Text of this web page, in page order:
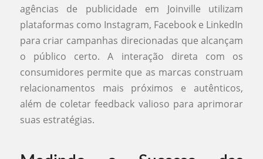
agências de publicidade em Joinville utilizam
plataformas como Instagram, Facebook e LinkedIn
para criar campanhas direcionadas que alcançam
o público certo. A interação direta com os
consumidores permite que as marcas construam
relacionamentos mais próximos e autênticos,
além de coletar feedback valioso para aprimorar
suas estratégias.